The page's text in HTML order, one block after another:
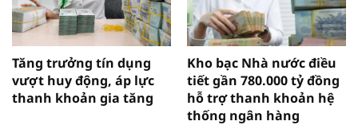
Tăng trưởng tín dụng
vượt huy động, áp lực
thanh khoản gia tăng
Kho bạc Nhà nước điều
tiết gần 780.000 tỷ đồng
hỗ trợ thanh khoản hệ
thống ngân hàng